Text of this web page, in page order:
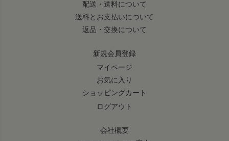
配送・送料について
送料とお支払いについて
返品・交換について
新規会員登録
マイページ
お気に入り
ショッピングカート
ログアウト
会社概要